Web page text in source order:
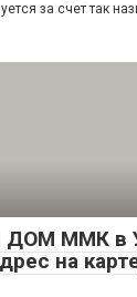
за счет так
ДОМ ММК в
на